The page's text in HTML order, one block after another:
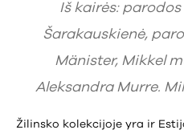
Iš kairės:
Šarakauskienė,
Mänister, Mikkel
Aleksandra Murre.
Žilinsko kolekcijoje yra ir